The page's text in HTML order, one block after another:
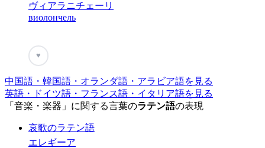
ヴィアラニチェーリ
виолончель
♥
中国語・韓国語・オランダ語・アラビア語を見る
英語・ドイツ語・フランス語・イタリア語を見る
「音楽・楽器」に関する言葉のラテン語の表現
哀歌のラテン語
エレギーア